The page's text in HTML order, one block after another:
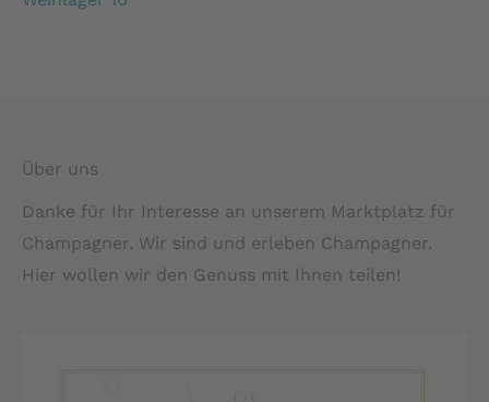
Über uns
Danke für Ihr Interesse an unserem Marktplatz für
Champagner. Wir sind und erleben Champagner.
Hier wollen wir den Genuss mit Ihnen teilen!